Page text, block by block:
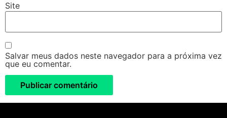
Site
Salvar meus dados neste navegador para a próxima vez
que eu comentar.